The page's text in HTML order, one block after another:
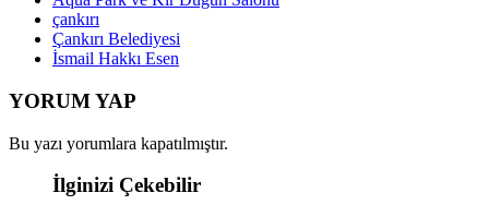
çankırı
Çankırı Belediyesi
İsmail Hakkı Esen
YORUM YAP
Bu yazı yorumlara kapatılmıştır.
İlginizi Çekebilir